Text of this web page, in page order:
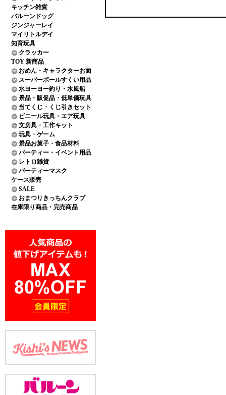
キッチン雑貨
バルーンドッグ
ジンジャーレイ
マイリトルデイ
知育玩具
クラッカー
TOY 新商品
おめん・キャラクターお面
スーパーボールすくい用品
水ヨーヨー釣り・水風船
景品・販促品・低単価玩具
当てくじ・くじ引きセット
ビニール玩具・エア玩具
文房具・工作キット
玩具・ゲーム
景品お菓子・食品材料
パーティー・イベント用品
レトロ雑貨
パーティーマスク
ケース販売
SALE
おまつりきっちんクラブ
在庫限り商品・完売商品